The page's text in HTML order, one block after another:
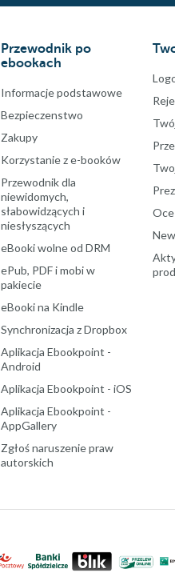
Przewodnik po
ebookach
Informacje podstawowe
Bezpieczenstwo
Zakupy
Korzystanie z e-booków
Przewodnik dla
niewidomych,
słabowidzących i
niesłyszących
eBooki wolne od DRM
ePub, PDF i mobi w
pakiecie
eBooki na Kindle
Synchronizacja z Dropbox
Aplikacja Ebookpoint -
Android
Aplikacja Ebookpoint - iOS
Aplikacja Ebookpoint -
AppGallery
Zgłoś naruszenie praw
autorskich